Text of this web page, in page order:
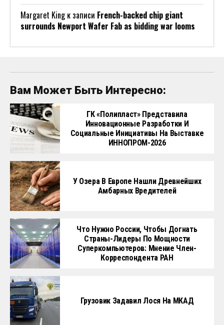
Margaret Kingк записи French-backed chip giant
surrounds Newport Wafer Fab as bidding war looms
Вам Может Быть Интересно:
ГК «Полипласт» Представила
Инновационные Разработки И
Социальные Инициативы На Выставке
ИННОПРОМ-2026
У Озера В Европе Нашли Древнейших
Амбарных Вредителей
Что Нужно России, Чтобы Догнать
Страны-Лидеры По Мощности
Суперкомпьютеров: Мнение Член-
Корреспондента РАН
Грузовик Задавил Лося На МКАД